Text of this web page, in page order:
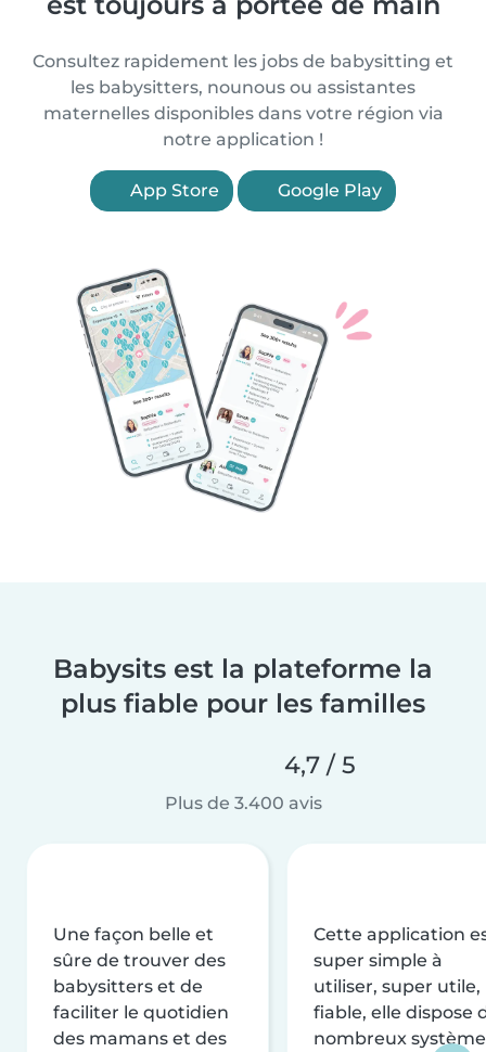
Consultez rapidement les jobs de babysitting et
les babysitters, nounous ou assistantes
maternelles disponibles dans votre région via
notre application !
App Store Google Play
Babysits est la plateforme la
plus fiable pour les familles
4,7 / 5
Plus de 3.400 avis
Une façon belle et
sûre de trouver des
babysitters et de
faciliter le quotidien
des mamans et des
Cette application
super simple à
utiliser, super utile,
fiable, elle dispose
nombreux